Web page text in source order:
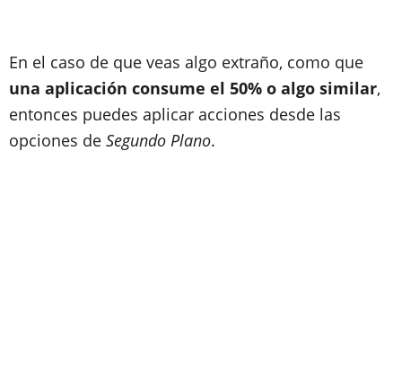
En el caso de que veas algo extraño, como que
una aplicación consume el 50% o algo similar,
entonces puedes aplicar acciones desde las
opciones de Segundo Plano.